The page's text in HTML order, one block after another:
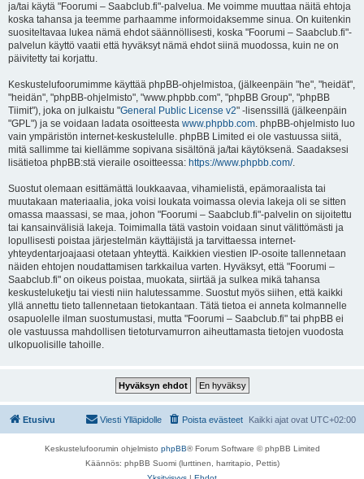
ja/tai käytä "Foorumi – Saabclub.fi"-palvelua. Me voimme muuttaa näitä ehtoja
koska tahansa ja teemme parhaamme informoidaksemme sinua. On kuitenkin
suositeltavaa lukea nämä ehdot säännöllisesti, koska "Foorumi – Saabclub.fi"-
palvelun käyttö vaatii että hyväksyt nämä ehdot siinä muodossa, kuin ne on
päivitetty tai korjattu.
Keskustelufoorumimme käyttää phpBB-ohjelmistoa, (jälkeenpäin "he", "heidät",
"heidän", "phpBB-ohjelmisto", "www.phpbb.com", "phpBB Group", "phpBB
Tiimit"), joka on julkaistu "General Public License v2" -lisenssillä (jälkeenpäin
"GPL") ja se voidaan ladata osoitteesta www.phpbb.com. phpBB-ohjelmisto luo
vain ympäristön internet-keskustelulle. phpBB Limited ei ole vastuussa siitä,
mitä sallimme tai kiellämme sopivana sisältönä ja/tai käytöksenä. Saadaksesi
lisätietoa phpBB:stä vieraile osoitteessa: https://www.phpbb.com/.
Suostut olemaan esittämättä loukkaavaa, vihamielistä, epämoraalista tai
muutakaan materiaalia, joka voisi loukata voimassa olevia lakeja oli se sitten
omassa maassasi, se maa, johon "Foorumi – Saabclub.fi"-palvelin on sijoitettu
tai kansainvälisiä lakeja. Toimimalla tätä vastoin voidaan sinut välittömästi ja
lopullisesti poistaa järjestelmän käyttäjistä ja tarvittaessa internet-
yhteydentarjoajaasi otetaan yhteyttä. Kaikkien viestien IP-osoite tallennetaan
näiden ehtojen noudattamisen tarkkailua varten. Hyväksyt, että "Foorumi –
Saabclub.fi" on oikeus poistaa, muokata, siirtää ja sulkea mikä tahansa
keskusteluketju tai viesti niin halutessamme. Suostut myös siihen, että kaikki
yllä annettu tieto tallennetaan tietokantaan. Tätä tietoa ei anneta kolmannelle
osapuolelle ilman suostumustasi, mutta "Foorumi – Saabclub.fi" tai phpBB ei
ole vastuussa mahdollisen tietoturvamurron aiheuttamasta tietojen vuodosta
ulkopuolisille tahoille.
Etusivu Kaikki ajat ovat UTC+02:00
Poista evästeet
Viesti Ylläpidolle
Keskustelufoorumin ohjelmisto phpBB® Forum Software © phpBB Limited
Käännös: phpBB Suomi (lurttinen, harritapio, Pettis)